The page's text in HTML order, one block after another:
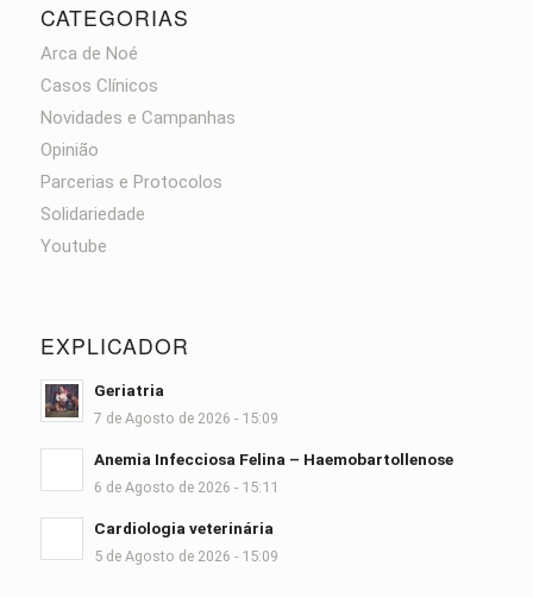
CATEGORIAS
Arca de Noé
Casos Clínicos
Novidades e Campanhas
Opinião
Parcerias e Protocolos
Solidariedade
Youtube
EXPLICADOR
Geriatria
7 de Agosto de 2026 - 15:09
Anemia Infecciosa Felina – Haemobartollenose
6 de Agosto de 2026 - 15:11
Cardiologia veterinária
5 de Agosto de 2026 - 15:09